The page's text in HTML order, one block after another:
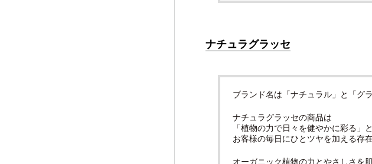
ナチュラグラッセ
ブランド名は「ナチュラル」と「グ
ナチュラグラッセの商品は
「植物の力で日々を健やかに彩る」
お客様の毎日にひとツヤを加える存
オーガニック植物の力とやさしさを